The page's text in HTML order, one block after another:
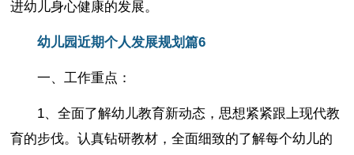
进幼儿身心健康的发展。
幼儿园近期个人发展规划篇6
一、工作重点：
1、全面了解幼儿教育新动态，思想紧紧跟上现代教
育的步伐。认真钻研教材，全面细致的了解每个幼儿的